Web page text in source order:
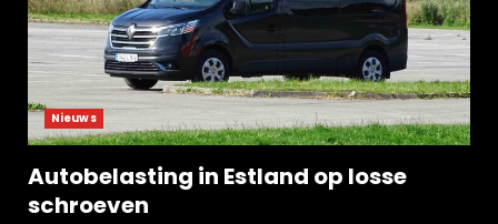
Nieuws
Autobelasting in Estland op losse
schroeven